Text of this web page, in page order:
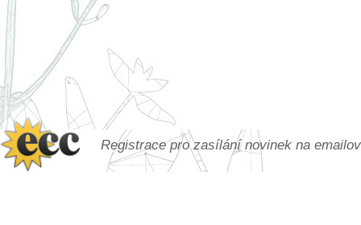
Registrace pro zasílání novinek na